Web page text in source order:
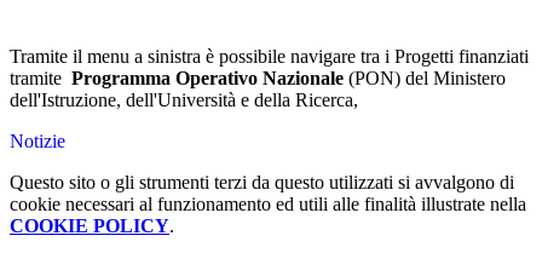
Tramite il menu a sinistra è possibile navigare tra i Progetti finanziati
tramite Programma Operativo Nazionale (PON) del Ministero
dell'Istruzione, dell'Università e della Ricerca,
Notizie
Questo sito o gli strumenti terzi da questo utilizzati si avvalgono di
cookie necessari al funzionamento ed utili alle finalità illustrate nella
COOKIE POLICY.